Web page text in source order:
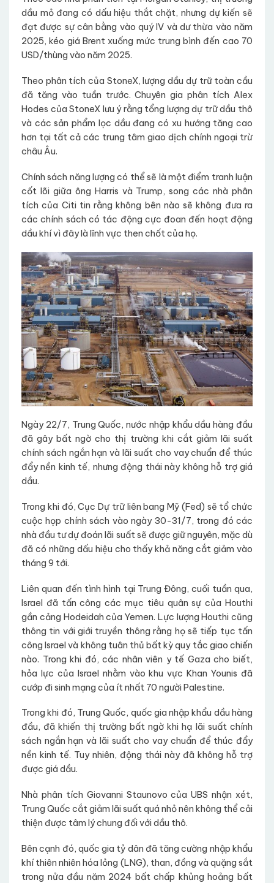
dầu mỏ đang có dấu hiệu thắt chặt, nhưng dự kiến sẽ
đạt được sự cân bằng vào quý IV và dư thừa vào năm
2025, kéo giá Brent xuống mức trung bình đến cao 70
USD/thùng vào năm 2025.
Theo phân tích của StoneX, lượng dầu dự trữ toàn cầu
đã tăng vào tuần trước. Chuyên gia phân tích Alex
Hodes của StoneX lưu ý rằng tổng lượng dự trữ dầu thô
và các sản phẩm lọc dầu đang có xu hướng tăng cao
hơn tại tất cả các trung tâm giao dịch chính ngoại trừ
châu Âu.
Chính sách năng lượng có thể sẽ là một điểm tranh luận
cốt lõi giữa ông Harris và Trump, song các nhà phân
tích của Citi tin rằng không bên nào sẽ không đưa ra
các chính sách có tác động cực đoan đến hoạt động
dầu khí vì đây là lĩnh vực then chốt của họ.
Ngày 22/7, Trung Quốc, nước nhập khẩu dầu hàng đầu
đã gây bất ngờ cho thị trường khi cắt giảm lãi suất
chính sách ngắn hạn và lãi suất cho vay chuẩn để thúc
đẩy nền kinh tế, nhưng động thái này không hỗ trợ giá
dầu.
Trong khi đó, Cục Dự trữ liên bang Mỹ (Fed) sẽ tổ chức
cuộc họp chính sách vào ngày 30-31/7, trong đó các
nhà đầu tư dự đoán lãi suất sẽ được giữ nguyên, mặc dù
đã có những dấu hiệu cho thấy khả năng cắt giảm vào
tháng 9 tới.
Liên quan đến tình hình tại Trung Đông, cuối tuần qua,
Israel đã tấn công các mục tiêu quân sự của Houthi
gần cảng Hodeidah của Yemen. Lực lượng Houthi cũng
thông tin với giới truyền thông rằng họ sẽ tiếp tục tấn
công Israel và không tuân thủ bất kỳ quy tắc giao chiến
nào. Trong khi đó, các nhân viên y tế Gaza cho biết,
hỏa lực của Israel nhằm vào khu vực Khan Younis đã
cướp đi sinh mạng của ít nhất 70 người Palestine.
Trong khi đó, Trung Quốc, quốc gia nhập khẩu dầu hàng
đầu, đã khiến thị trường bất ngờ khi hạ lãi suất chính
sách ngắn hạn và lãi suất cho vay chuẩn để thúc đẩy
nền kinh tế. Tuy nhiên, động thái này đã không hỗ trợ
được giá dầu.
Nhà phân tích Giovanni Staunovo của UBS nhận xét,
Trung Quốc cắt giảm lãi suất quá nhỏ nên không thể cải
thiện được tâm lý chung đối với dầu thô.
Bên cạnh đó, quốc gia tỷ dân đã tăng cường nhập khẩu
khí thiên nhiên hóa lỏng (LNG), than, đồng và quặng sắt
trong nửa đầu năm 2024 bất chấp khủng hoảng bất